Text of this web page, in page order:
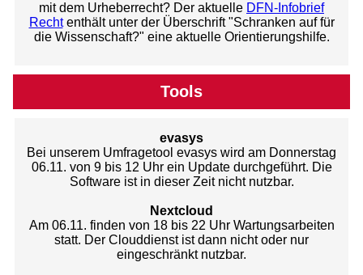
mit dem Urheberrecht? Der aktuelle DFN-Infobrief
Rechtenthält unter der Überschrift "Schranken auf für
die Wissenschaft?" eine aktuelle Orientierungshilfe.
Tools
evasys
Bei unserem Umfragetool evasys wird am Donnerstag
06.11. von 9 bis 12 Uhr ein Update durchgeführt. Die
Software ist in dieser Zeit nicht nutzbar.
Nextcloud
Am 06.11. finden von 18 bis 22 Uhr Wartungsarbeiten
statt. Der Clouddienst ist dann nicht oder nur
eingeschränkt nutzbar.